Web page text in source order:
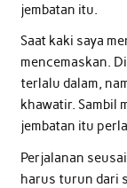
jembatan itu.
Saat kaki saya
mencemaskan.
terlalu dalam,
khawatir. Sambil
jembatan itu
Perjalanan
harus turun dari